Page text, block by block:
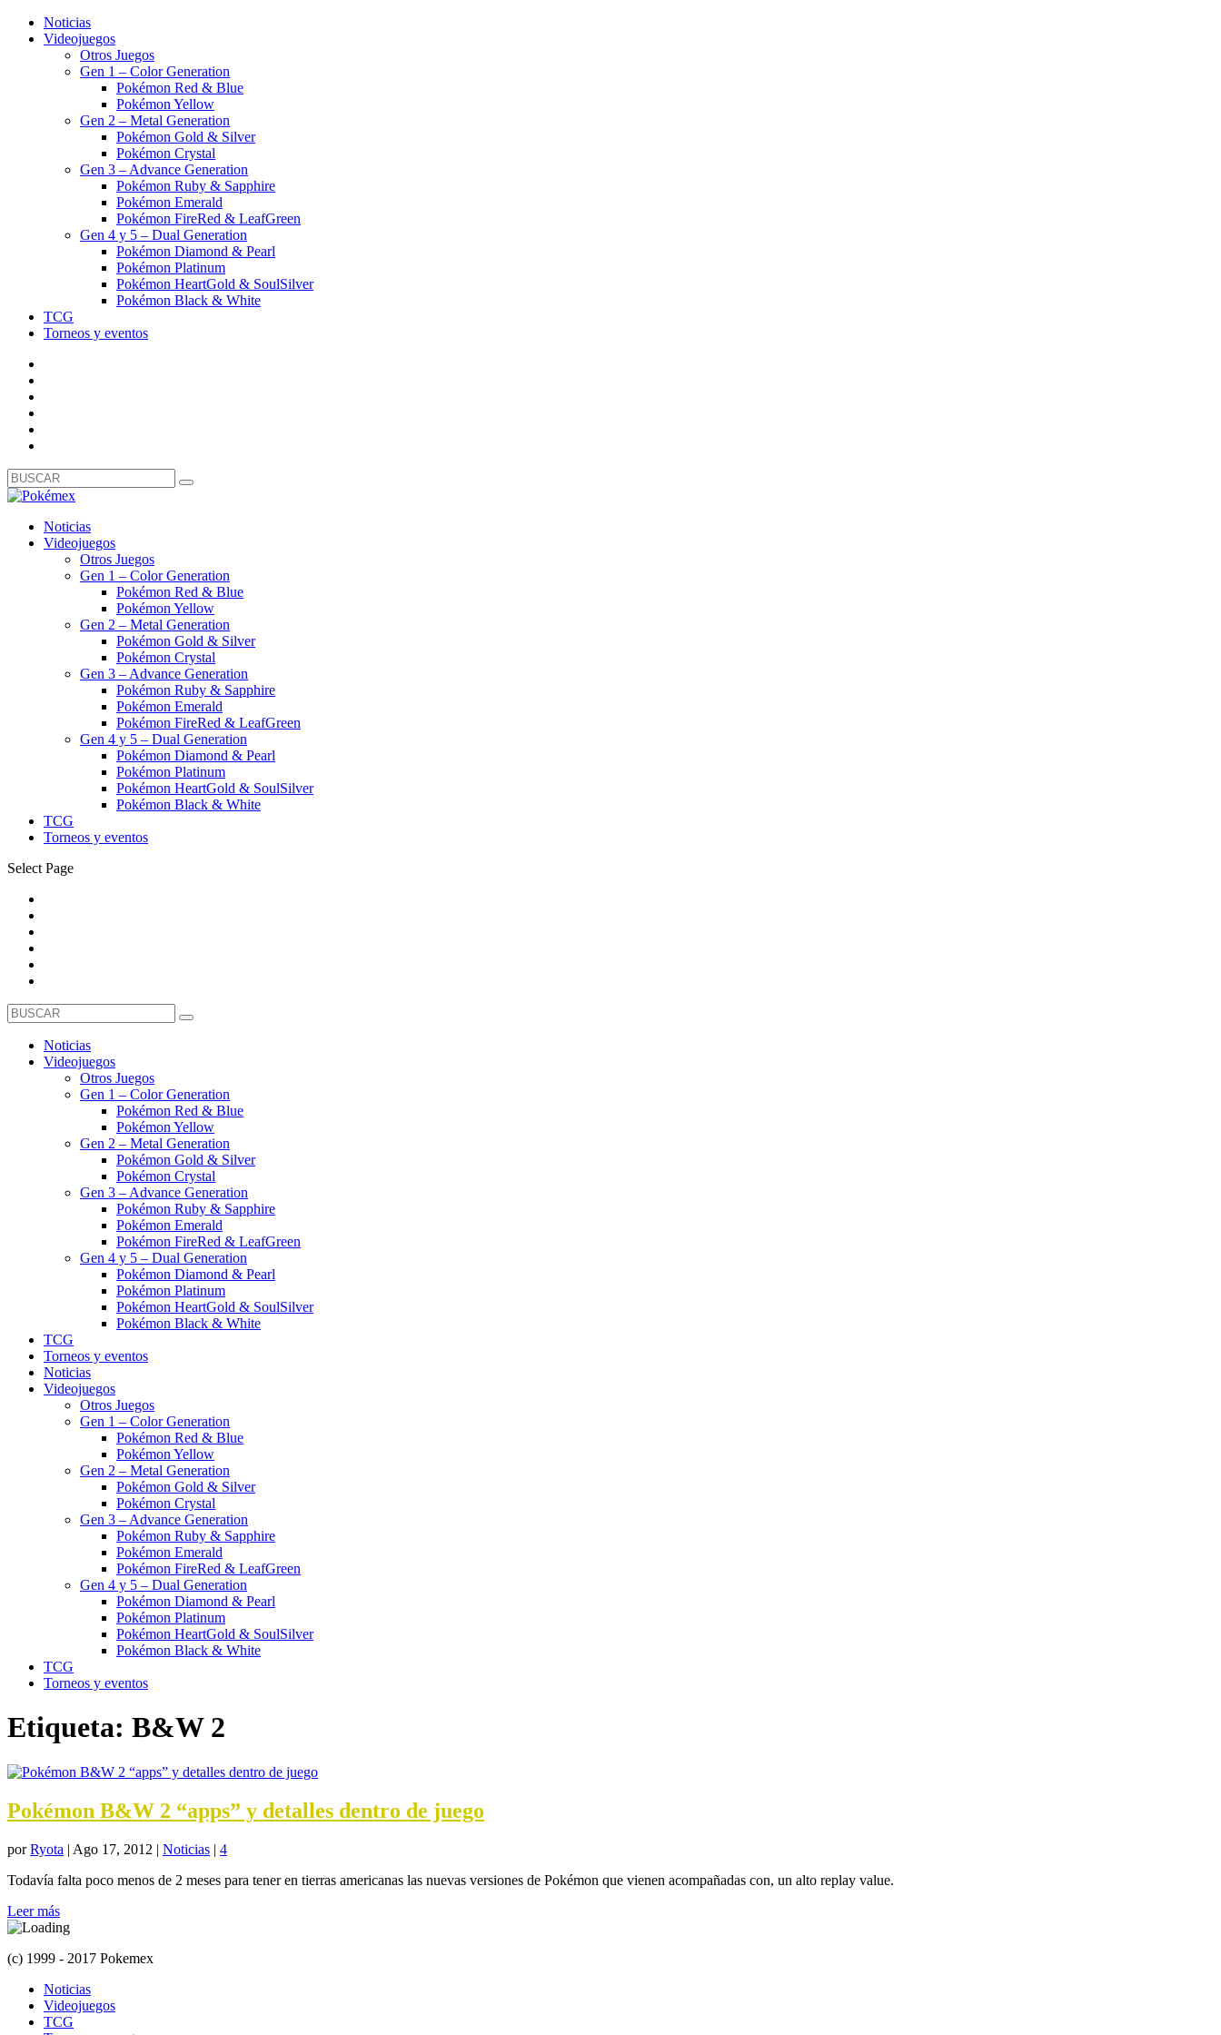
Noticias
Videojuegos
Otros Juegos
Gen 1 – Color Generation
Pokémon Red & Blue
Pokémon Yellow
Gen 2 – Metal Generation
Pokémon Gold & Silver
Pokémon Crystal
Gen 3 – Advance Generation
Pokémon Ruby & Sapphire
Pokémon Emerald
Pokémon FireRed & LeafGreen
Gen 4 y 5 – Dual Generation
Pokémon Diamond & Pearl
Pokémon Platinum
Pokémon HeartGold & SoulSilver
Pokémon Black & White
TCG
Torneos y eventos
Noticias
Videojuegos
Otros Juegos
Gen 1 – Color Generation
Pokémon Red & Blue
Pokémon Yellow
Gen 2 – Metal Generation
Pokémon Gold & Silver
Pokémon Crystal
Gen 3 – Advance Generation
Pokémon Ruby & Sapphire
Pokémon Emerald
Pokémon FireRed & LeafGreen
Gen 4 y 5 – Dual Generation
Pokémon Diamond & Pearl
Pokémon Platinum
Pokémon HeartGold & SoulSilver
Pokémon Black & White
TCG
Torneos y eventos
Select Page
Noticias
Videojuegos
Otros Juegos
Gen 1 – Color Generation
Pokémon Red & Blue
Pokémon Yellow
Gen 2 – Metal Generation
Pokémon Gold & Silver
Pokémon Crystal
Gen 3 – Advance Generation
Pokémon Ruby & Sapphire
Pokémon Emerald
Pokémon FireRed & LeafGreen
Gen 4 y 5 – Dual Generation
Pokémon Diamond & Pearl
Pokémon Platinum
Pokémon HeartGold & SoulSilver
Pokémon Black & White
TCG
Torneos y eventos
Noticias
Videojuegos
Otros Juegos
Gen 1 – Color Generation
Pokémon Red & Blue
Pokémon Yellow
Gen 2 – Metal Generation
Pokémon Gold & Silver
Pokémon Crystal
Gen 3 – Advance Generation
Pokémon Ruby & Sapphire
Pokémon Emerald
Pokémon FireRed & LeafGreen
Gen 4 y 5 – Dual Generation
Pokémon Diamond & Pearl
Pokémon Platinum
Pokémon HeartGold & SoulSilver
Pokémon Black & White
TCG
Torneos y eventos
Etiqueta: B&W 2
Pokémon B&W 2 “apps” y detalles dentro de juego
porRyota | Ago 17, 2012 | Noticias | 4
Todavía falta poco menos de 2 meses para tener en tierras americanas las nuevas versiones de Pokémon que vienen acompañadas con, un alto replay value.
Leer más
(c) 1999 - 2017 Pokemex
Noticias
Videojuegos
TCG